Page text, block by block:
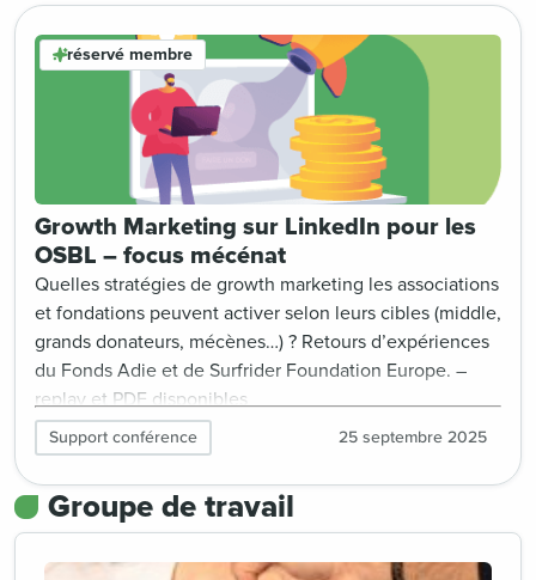
réservé membre
Growth Marketing sur LinkedIn pour les
OSBL – focus mécénat
Quelles stratégies de growth marketing les associations
et fondations peuvent activer selon leurs cibles (middle,
grands donateurs, mécènes…) ? Retours d’expériences
du Fonds Adie et de Surfrider Foundation Europe. –
replay et PDF disponibles
Support conférence 25 septembre 2025
Groupe de travail